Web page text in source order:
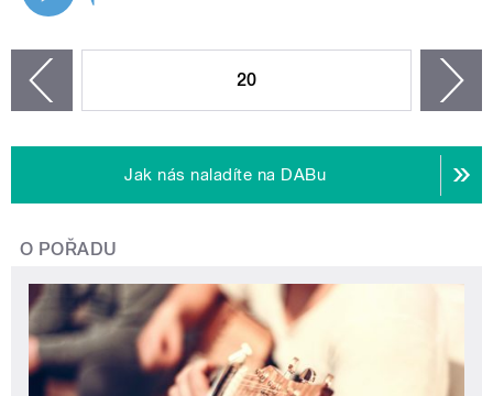
20
Jak nás naladíte na DABu
O POŘADU